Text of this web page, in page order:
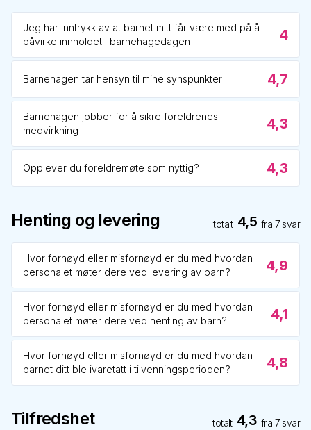
Jeg har inntrykk av at barnet mitt får være med på å
påvirke innholdet i barnehagedagen
4
Barnehagen tar hensyn til mine synspunkter 4,7
Barnehagen jobber for å sikre foreldrenes
medvirkning
4,3
Opplever du foreldremøte som nyttig? 4,3
Henting og levering totalt 4,5 fra 7 svar
Hvor fornøyd eller misfornøyd er du med hvordan
personalet møter dere ved levering av barn?
4,9
Hvor fornøyd eller misfornøyd er du med hvordan
personalet møter dere ved henting av barn?
4,1
Hvor fornøyd eller misfornøyd er du med hvordan
barnet ditt ble ivaretatt i tilvenningsperioden?
4,8
Tilfredshet totalt 4,3 fra 7 svar